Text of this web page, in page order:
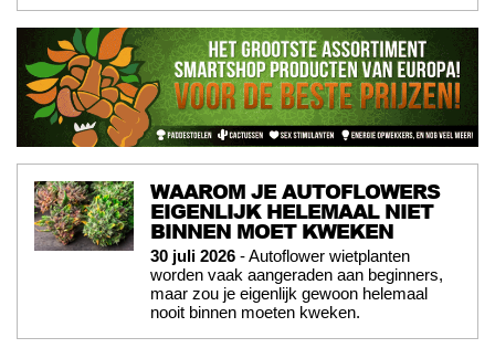
WAAROM JE AUTOFLOWERS
EIGENLIJK HELEMAAL NIET
BINNEN MOET KWEKEN
30 juli 2026 - Autoflower wietplanten
worden vaak aangeraden aan beginners,
maar zou je eigenlijk gewoon helemaal
nooit binnen moeten kweken.